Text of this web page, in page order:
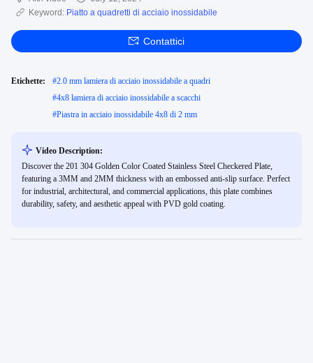
Keyword: Piatto a quadretti di acciaio inossidabile
Contattici
Etichette: #2.0 mm lamiera di acciaio inossidabile a quadri
#4x8 lamiera di acciaio inossidabile a scacchi
#Piastra in acciaio inossidabile 4x8 di 2 mm
Video Description:
Discover the 201 304 Golden Color Coated Stainless Steel Checkered Plate,
featuring a 3MM and 2MM thickness with an embossed anti-slip surface. Perfect
for industrial, architectural, and commercial applications, this plate combines
durability, safety, and aesthetic appeal with PVD gold coating.